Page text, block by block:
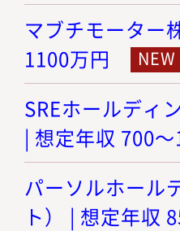
マブチモーター
1100万円
SREホールディ
| 想定年収 700
パーソルホール
ト） | 想定年収